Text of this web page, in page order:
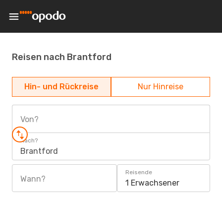
Reisen nach Brantford
Hin- und Rückreise Nur Hinreise
Von?
Nach?
Brantford
Wann?
Reisende
1 Erwachsener